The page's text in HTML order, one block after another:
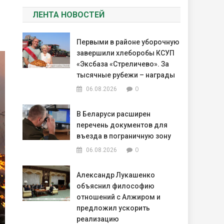
ЛЕНТА НОВОСТЕЙ
Первыми в районе уборочную
завершили хлеборобы КСУП
«Эксбаза «Стреличево». За
тысячные рубежи – награды
06.08.2026 0
В Беларуси расширен
перечень документов для
въезда в пограничную зону
06.08.2026 0
Александр Лукашенко
объяснил философию
отношений с Алжиром и
предложил ускорить
реализацию